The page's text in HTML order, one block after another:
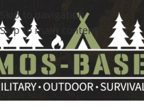
Skip to navigation
Skip to main content